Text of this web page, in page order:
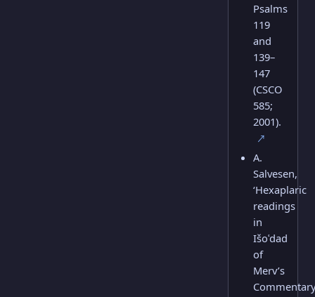
Psalms
119
and
139–
147
(CSCO
585;
2001).
↗
A.
Salvesen,
‘Hexaplaric
readings
in
Išoʿdad
of
Merv’s